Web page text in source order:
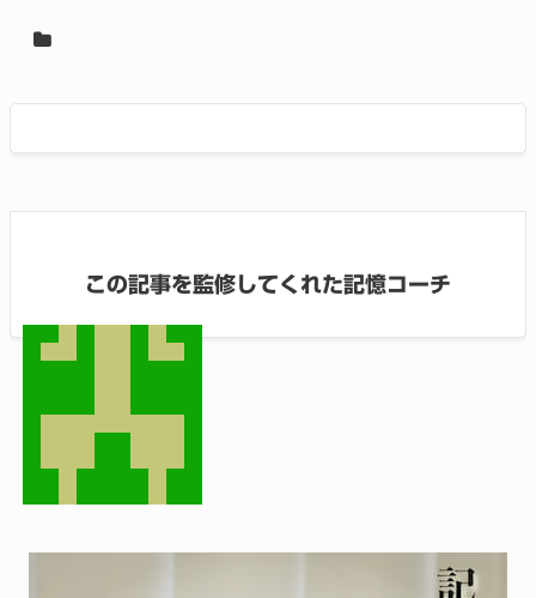
この記事を監修してくれた記憶コーチ